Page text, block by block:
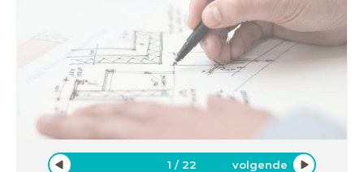
1 /22 volgende